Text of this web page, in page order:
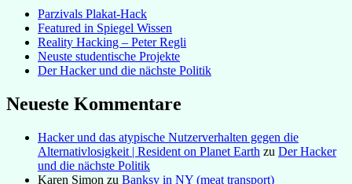
Parzivals Plakat-Hack
Featured in Spiegel Wissen
Reality Hacking – Peter Regli
Neuste studentische Projekte
Der Hacker und die nächste Politik
Neueste Kommentare
Hacker und das atypische Nutzerverhalten gegen die
Alternativlosigkeit | Resident on Planet Earth zu Der Hacker
und die nächste Politik
Karen Simon zu Banksy in NY (meat transport)